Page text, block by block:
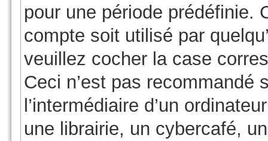
pour une période prédéfinie.
compte soit utilisé par
veuillez cocher la case
Ceci n’est pas recommandé
l’intermédiaire d’un
une librairie, un cybercafé,